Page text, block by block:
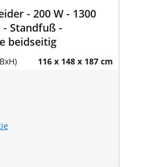
- 200 W - 1300
Standfuß -
beidseitig
116 x 148 x 187 cm